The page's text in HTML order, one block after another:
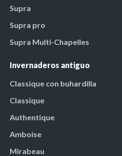
Supra
Supra pro
Supra Multi-Chapelles
Invernaderos antiguo
Classique con buhardilla
Classique
Authentique
Amboise
Mirabeau